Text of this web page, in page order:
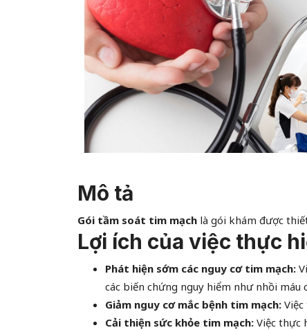
Mô tả
Gói tầm soát tim mạch là gói khám được
Lợi ích của việc thực
Phát hiện sớm các nguy cơ tim mạch:
các biến chứng nguy hiểm như nhồi máu
Giảm nguy cơ mắc bệnh tim mạch:
Cải thiện sức khỏe tim mạch: Việc thực